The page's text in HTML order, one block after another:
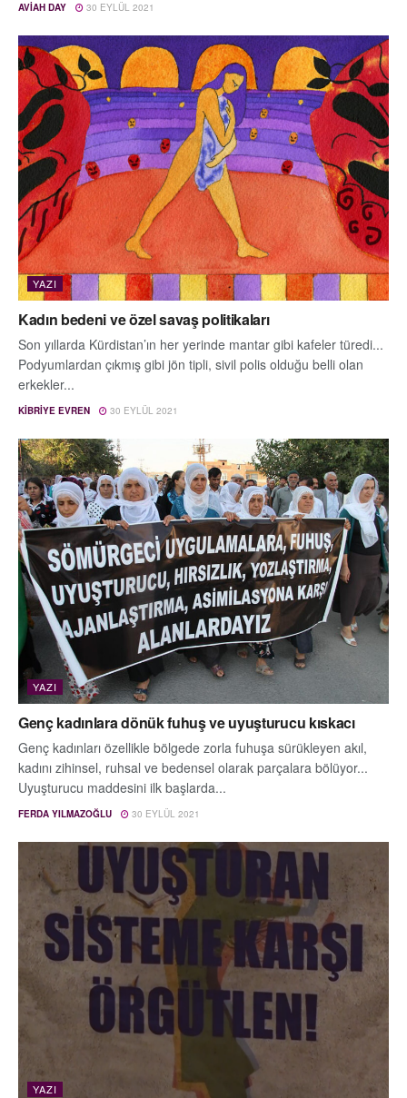
AVIAH DAY 30 EYLÜL 2021
YAZI
Kadın bedeni ve özel savaş politikaları
Son yıllarda Kürdistan’ın her yerinde mantar gibi kafeler türedi...
Podyumlardan çıkmış gibi jön tipli, sivil polis olduğu belli olan
erkekler...
KIBRIYE EVREN 30 EYLÜL 2021
YAZI
Genç kadınlara dönük fuhuş ve uyuşturucu kıskacı
Genç kadınları özellikle bölgede zorla fuhuşa sürükleyen akıl,
kadını zihinsel, ruhsal ve bedensel olarak parçalara bölüyor...
Uyuşturucu maddesini ilk başlarda...
FERDA YILMAZOĞLU 30 EYLÜL 2021
YAZI